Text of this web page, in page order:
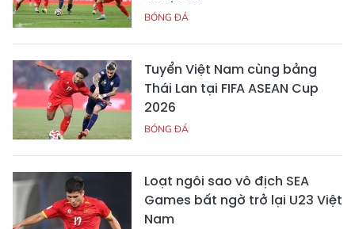
BÓNG ĐÁ
Tuyển Việt Nam cùng bảng
Thái Lan tại FIFA ASEAN Cup
2026
BÓNG ĐÁ
Loạt ngôi sao vô địch SEA
Games bất ngờ trở lại U23 Việt
Nam